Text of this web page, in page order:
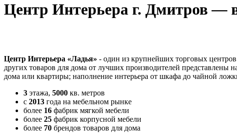
Центр Интерьера г. Дмитров —
Центр Интерьера «Ладья» - один из крупнейших торговых
других товаров для дома от лучших производителей
дома или квартиры; наполнение интерьера от шкафа до чайной
3 этажа, 5000 кв. метров
с 2013 года на мебельном рынке
более 16 фабрик мягкой мебели
более 25 фабрик корпусной мебели
более 70 брендов товаров для дома